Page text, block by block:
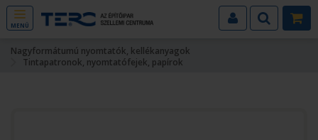
MENÜ
Nagyformátumú nyomtatók, kellékanyagok
Tintapatronok, nyomtatófejek, papírok